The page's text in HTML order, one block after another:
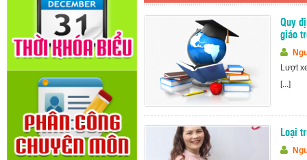
Quy
giáo
Lượt
[...]
Loại